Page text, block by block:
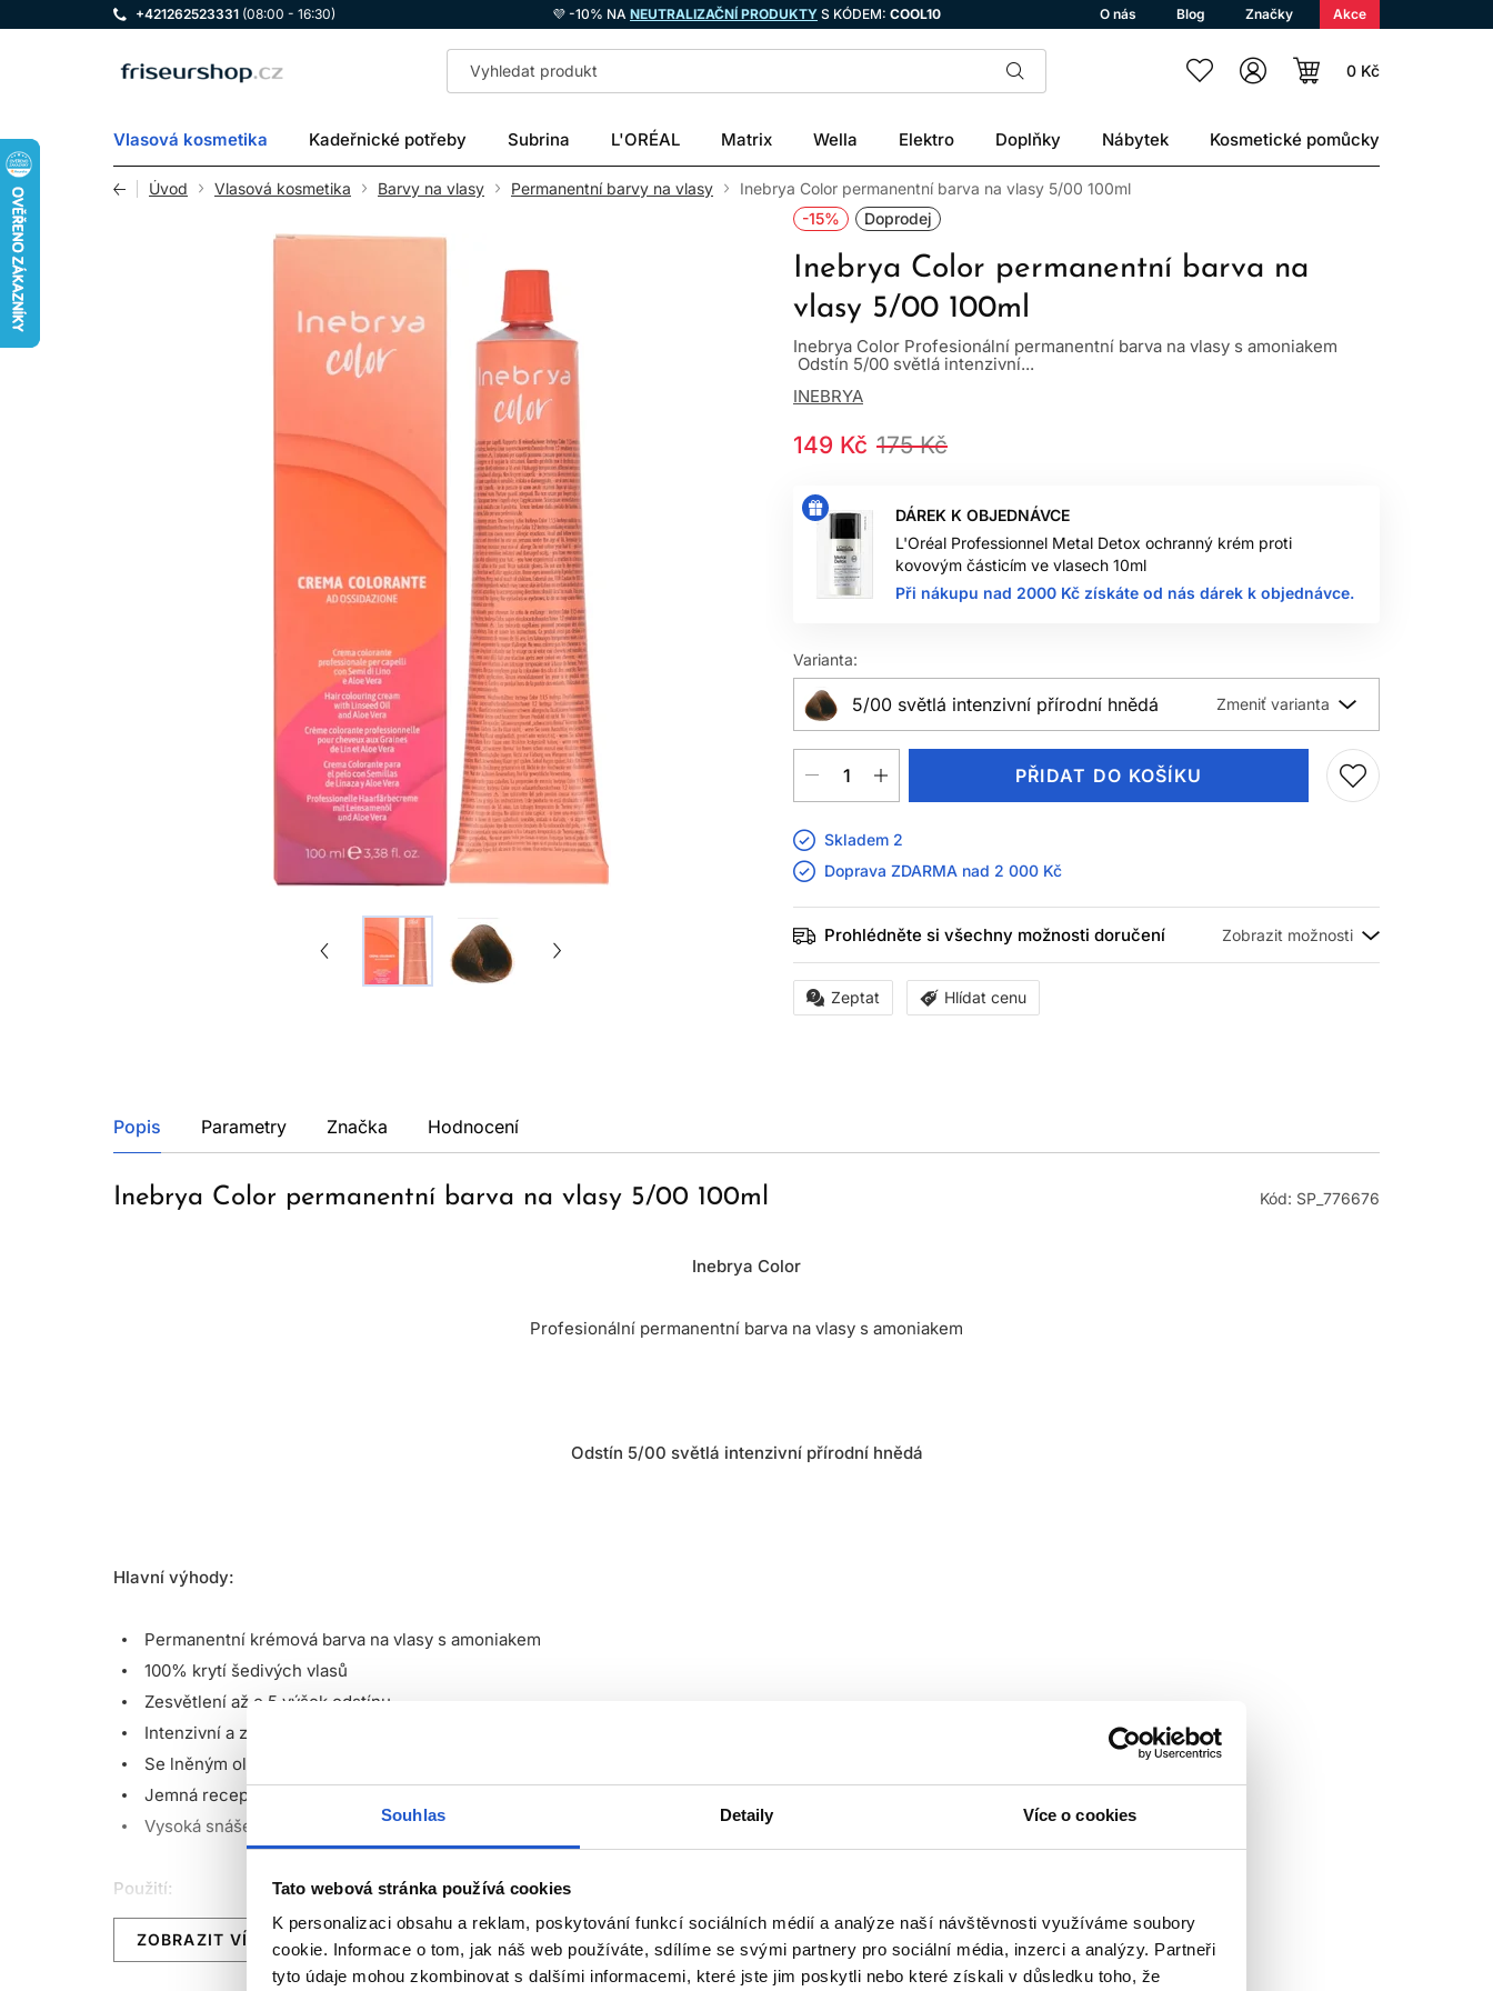
Souhlas Detaily Více o cookies
Tato webová stránka používá cookies
K personalizaci obsahu a reklam, poskytování funkcí sociálních médií a analýze naší návštěvnosti využíváme soubory
cookie. Informace o tom, jak náš web používáte, sdílíme se svými partnery pro sociální média, inzerci a analýzy. Partneři
tyto údaje mohou zkombinovat s dalšími informacemi, které jste jim poskytli nebo které získali v důsledku toho, že
+421262523331 (08:00 - 16:30) 💜 -10% NA NEUTRALIZAČNÍ PRODUKTY S KÓDEM: COOL10 O nás Blog Značky Akce
LOMAX 0 Kč
Vlasová kosmetika Kadeřnické potřeby Subrina L'ORÉAL Matrix Wella Elektro Doplňky Nábytek Kosmetické pomůcky
Úvod Vlasová kosmetika Barvy na vlasy Permanentní barvy na vlasy
Inebrya Color permanentní barva na vlasy 5/00 100ml
-15%
Doprodej
Inebrya Color permanentní barva na
vlasy 5/00 100ml
Inebrya Color Profesionální permanentní barva na vlasy s amoniakem
Odstín 5/00 světlá intenzivní...
INEBRYA
175 Kč
149 Kč
DÁREK K OBJEDNÁVCE
L'Oréal Professionnel Metal Detox ochranný krém proti
kovovým částicím ve vlasech 10ml
Při nákupu nad 2000 Kč získáte od nás dárek k objednávce.
Varianta:
5/00 světlá intenzivní přírodní hnědá
PŘIDAT DO KOŠÍKU
Skladem 2
Doprava ZDARMA nad 2 000 Kč
Prohlédněte si všechny možnosti doručení
Zeptat Hlídat cenu
Popis Parametry Značka Hodnocení
Inebrya Color permanentní barva na vlasy 5/00 100ml Kód: SP_776676
Inebrya Color
Profesionální permanentní barva na vlasy s amoniakem
Odstín 5/00 světlá intenzivní přírodní hnědá
Hlavní výhody:
Permanentní krémová barva na vlasy s amoniakem
100% krytí šedivých vlasů
Zesvětlení až o 5 výšek odstínu
Intenzivní a zářivé barvy
Se lněným olejem a Aloe Vera
Jemná receptura s vyváženou zásaditostí
Vysoká snášenlivost i na nejcitlivějších pokožkách hlavy
Použití:
Aplikujte barvu na neumyté suché vlasy spolu s vyvíječem. Poměr míchání:
ZOBRAZIT VÍCE